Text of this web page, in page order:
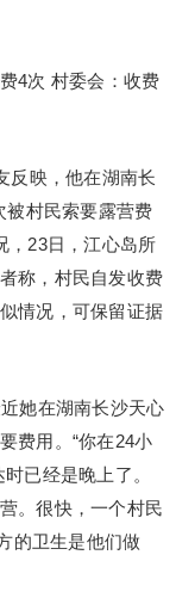
4次 村委会：收费
反映，他在湖南长
被村民索要露营费
，23日，江心岛所
称，村民自发收费
情况，可保留证据
她在湖南长沙天心
费用。“你在24小
已经是晚上了。
。很快，一个村民
的卫生是他们做